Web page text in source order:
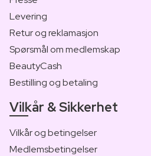
Levering
Retur og reklamasjon
Spørsmål om medlemskap
BeautyCash
Bestilling og betaling
Vilkår & Sikkerhet
Vilkår og betingelser
Medlemsbetingelser